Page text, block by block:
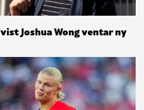
Joshua Wong ventar ny